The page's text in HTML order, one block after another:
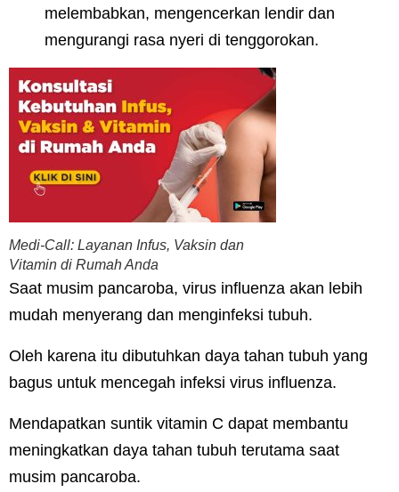
melembabkan, mengencerkan lendir dan
mengurangi rasa nyeri di tenggorokan.
Medi-Call: Layanan Infus, Vaksin dan
Vitamin di Rumah Anda
Saat musim pancaroba, virus influenza akan lebih
mudah menyerang dan menginfeksi tubuh.
Oleh karena itu dibutuhkan daya tahan tubuh yang
bagus untuk mencegah infeksi virus influenza.
Mendapatkan suntik vitamin C dapat membantu
meningkatkan daya tahan tubuh terutama saat
musim pancaroba.